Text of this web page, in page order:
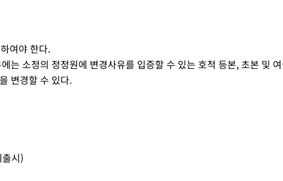
여야 한다.
는 소정의 정정원에 변경사유를 입증할 수 있는 호적 등본, 초본 및
변경할 수 있다.
시)